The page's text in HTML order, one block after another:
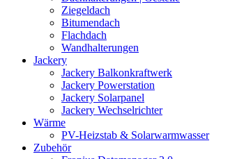
Ziegeldach
Bitumendach
Flachdach
Wandhalterungen
Jackery
Jackery Balkonkraftwerk
Jackery Powerstation
Jackery Solarpanel
Jackery Wechselrichter
Wärme
PV-Heizstab & Solarwarmwasser
Zubehör